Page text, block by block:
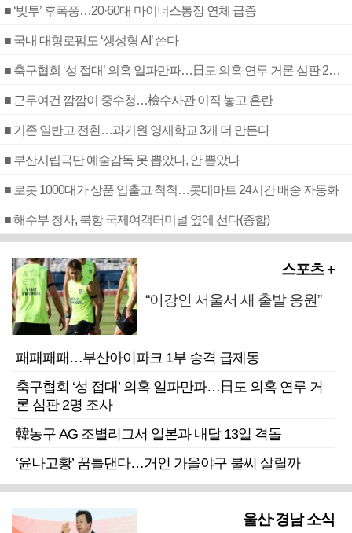
■ ‘빚투’ 후폭풍…20·60대 마이너스통장 연체 급증
■ 국내 대형로펌도 ‘생성형 AI’ 쓴다
■ 축구협회 ‘성 접대’ 의혹 일파만파…日도 의혹 연루 거론 심판 2명 조사
■ 근무여건 깜깜이 중수청…檢수사관 이직 놓고 혼란
■ 기존 일반고 전환…과기원 영재학교 3개 더 만든다
■ 부산시립극단 예술감독 못 뽑았나, 안 뽑았나
■ 로봇 1000대가 상품 입출고 척척…롯데마트 24시간 배송 자동화
■ 해수부 청사, 북항 국제여객터미널 옆에 선다(종합)
스포츠 +
“이강인 서울서 새 출발 응원”
패패패패…부산아이파크 1부 승격 급제동
축구협회 ‘성 접대’ 의혹 일파만파…日도 의혹 연루 거
론 심판 2명 조사
韓농구 AG 조별리그서 일본과 내달 13일 격돌
‘윤나고황’ 꿈틀댄다…거인 가을야구 불씨 살릴까
울산·경남 소식